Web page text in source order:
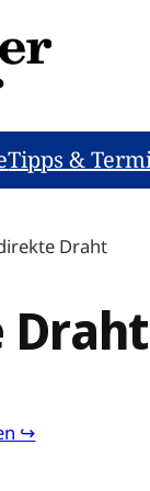
Tipps &
Draht
Draht
↪